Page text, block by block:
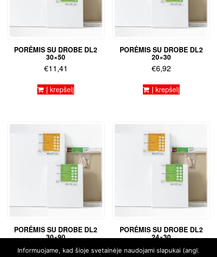
PORĖMIS SU DROBE DL2
30×50
€11,41
Į krepšelį
PORĖMIS SU DROBE DL2
20×30
€6,92
Į krepšelį
PORĖMIS SU DROBE DL2
30×90
€20,31
PORĖMIS SU DROBE DL2
24×30
€ 7,46
Informuojame, kad šioje svetainėje naudojami slapukai (angl.